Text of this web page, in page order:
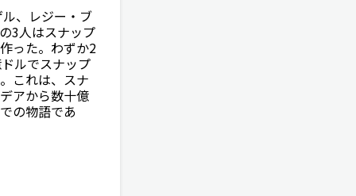
、レジー・ブ
3人はスナップ
った。わずか2
ルでスナップ
これは、スナ
アから数十億
の物語であ